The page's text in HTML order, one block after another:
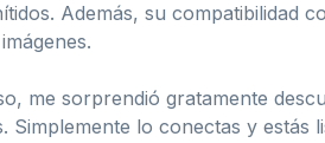
Además, su compatibilidad
me sorprendió gratamente
Simplemente lo conectas y